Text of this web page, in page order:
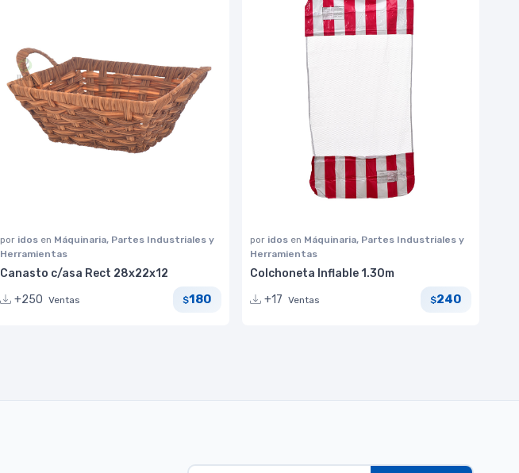
por idos en Máquinaria, Partes Industriales y
Herramientas
Canasto c/asa Rect 28x22x12
+250 Ventas $180
por idos en Máquinaria, Partes Industriales y
Herramientas
Colchoneta Inflable 1.30m
+17 Ventas $240